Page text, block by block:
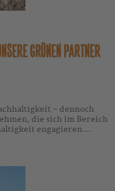
GRÜNEN PARTNER
– dennoch
die sich im Bereich
engagieren.